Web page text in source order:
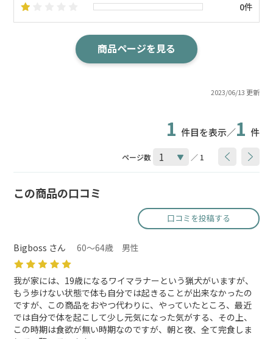
2023/06/13 更新
0件
商品ページを見る
1 件目を表示／1 件
ページ数 ／ 1
この商品の口コミ
口コミを投稿する
Bigboss さん 60～64歳 男性
我が家には、19歳になるワイマラナーという猟犬がいますが、
もう歩けない状態で体も自分では起きることが出来なかったの
ですが、この商品をおやつ代わりに、やっていたところ、最近
では自分で体を起こして少し元気になった気がする、その上、
この時期は食欲が無い時期なのですが、朝と夜、全て完食しま